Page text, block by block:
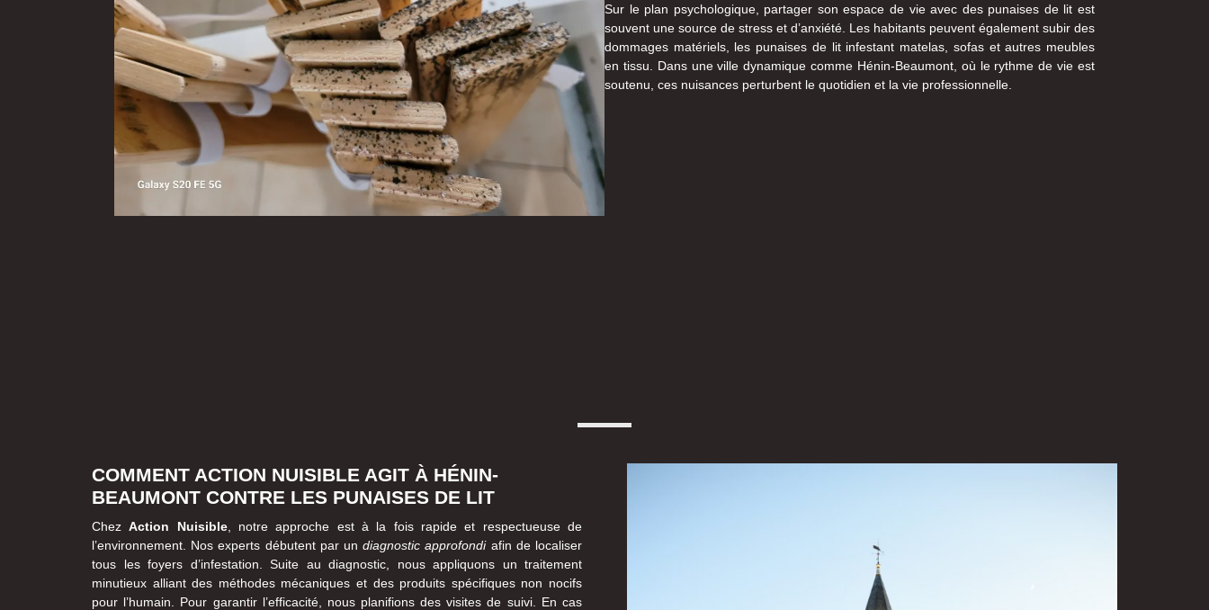
Sur le plan psychologique, partager son espace de vie avec des punaises de lit est
souvent une source de stress et d’anxiété. Les habitants peuvent également subir des
dommages matériels, les punaises de lit infestant matelas, sofas et autres meubles
en tissu. Dans une ville dynamique comme Hénin-Beaumont, où le rythme de vie est
soutenu, ces nuisances perturbent le quotidien et la vie professionnelle.
COMMENT ACTION NUISIBLE AGIT À HÉNIN-
BEAUMONT CONTRE LES PUNAISES DE LIT
ChezAction Nuisible, notre approche est à la fois rapide et respectueuse de
l’environnement. Nos experts débutent par undiagnostic approfondiafin de localiser
tous les foyers d’infestation. Suite au diagnostic, nous appliquons un traitement
minutieux alliant des méthodes mécaniques et des produits spécifiques non nocifs
pour l’humain. Pour garantir l’efficacité, nous planifions des visites de suivi. En cas